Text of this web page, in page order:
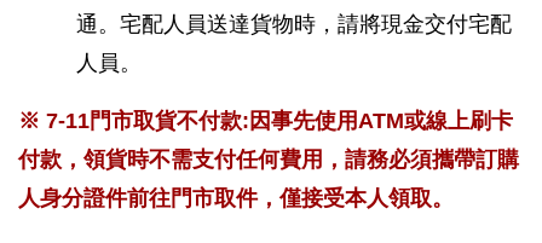
通。宅配人員送達貨物時，請將現金交付宅配
人員。
※ 7-11門市取貨不付款:因事先使用ATM或線上刷卡
付款，領貨時不需支付任何費用，請務必須攜帶訂購
人身分證件前往門市取件，僅接受本人領取。